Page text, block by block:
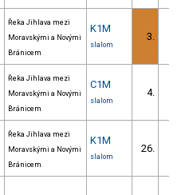
Řeka Jihlava mezi
Moravskými a Novými
Bránicem
K1M
slalom
3.
Řeka Jihlava mezi
Moravskými a Novými
Bránicem
C1M
slalom
4.
Řeka Jihlava mezi
Moravskými a Novými
Bránicem
K1M
slalom
26.